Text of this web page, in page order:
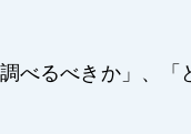
べるべきか」、「